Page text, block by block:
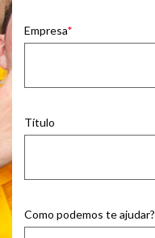
Empresa
Título
Como podemos te ajudar?